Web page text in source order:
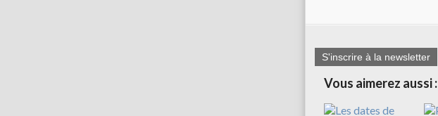
S'inscrire à la newsletter
Vous aimerez aussi :